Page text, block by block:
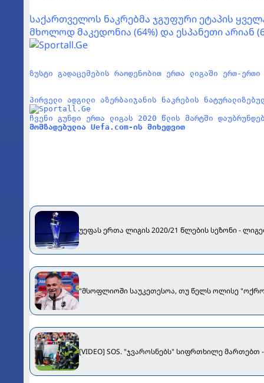
საქართველოს ნაკრებმა ჯგუფური ეტაპის
მხოლოდ მაკედონია (64%) და ესპანეთი არიან
ზუსტი გადაცემების რაოდენობით ერთა ლიგაში ერთ-
პირველი ადგილი აზერბაიჯანის ნაკრების
ჩვენი გუნდი ერთა ლიგას 2020 წლის მარტში
მომზადებულია Uefa.com-ის მიხედვით
უეფას ერთა ლიგის 2020/21 წლების სეზონი -
"მსოფლიოში საუკეთესოა, თუ წელს ოლისე
[VIDEO] SOS. "ჯვაროსნებს" სიფრთხილე